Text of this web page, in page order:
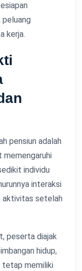
peluang
kerja.
pensiun adalah
memengaruhi
individu
interaksi
aktivitas setelah
peserta diajak
hidup,
tetap memiliki